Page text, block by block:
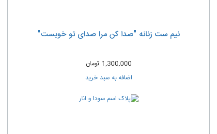
نیم ست زنانه "صدا کن مرا صدای تو خوبست"
1,300,000 تومان
اضافه به سبد خرید